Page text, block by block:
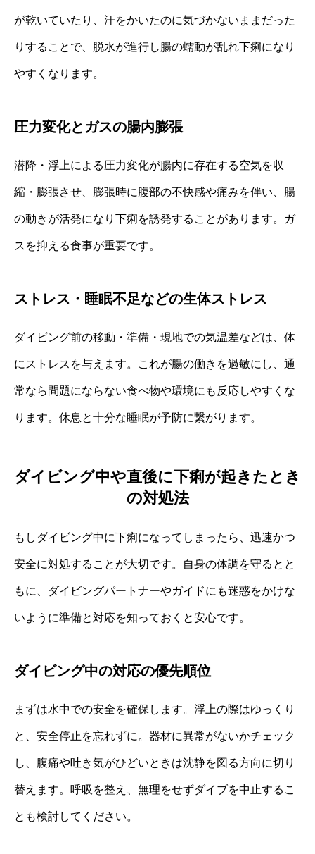
が乾いていたり、汗をかいたのに気づかないままだった
りすることで、脱水が進行し腸の蠕動が乱れ下痢になり
やすくなります。
圧力変化とガスの腸内膨張
潜降・浮上による圧力変化が腸内に存在する空気を収
縮・膨張させ、膨張時に腹部の不快感や痛みを伴い、腸
の動きが活発になり下痢を誘発することがあります。ガ
スを抑える食事が重要です。
ストレス・睡眠不足などの生体ストレス
ダイビング前の移動・準備・現地での気温差などは、体
にストレスを与えます。これが腸の働きを過敏にし、通
常なら問題にならない食べ物や環境にも反応しやすくな
ります。休息と十分な睡眠が予防に繋がります。
ダイビング中や直後に下痢が起きたとき
の対処法
もしダイビング中に下痢になってしまったら、迅速かつ
安全に対処することが大切です。自身の体調を守るとと
もに、ダイビングパートナーやガイドにも迷惑をかけな
いように準備と対応を知っておくと安心です。
ダイビング中の対応の優先順位
まずは水中での安全を確保します。浮上の際はゆっくり
と、安全停止を忘れずに。器材に異常がないかチェック
し、腹痛や吐き気がひどいときは沈静を図る方向に切り
替えます。呼吸を整え、無理をせずダイブを中止するこ
とも検討してください。